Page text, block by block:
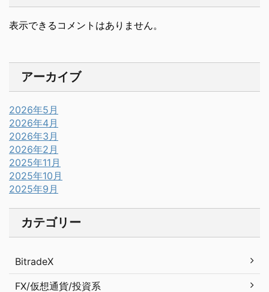
表示できるコメントはありません。
アーカイブ
2026年5月
2026年4月
2026年3月
2026年2月
2025年11月
2025年10月
2025年9月
カテゴリー
BitradeX
FX/仮想通貨/投資系